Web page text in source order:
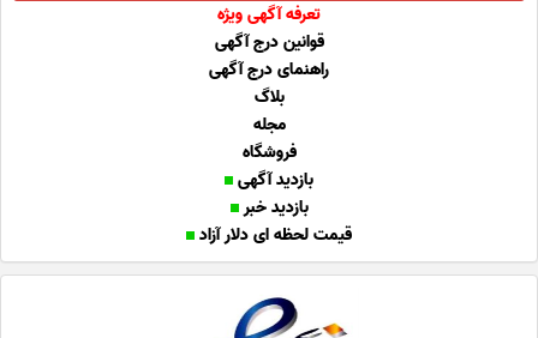
تعرفه آگهی ویژه
قوانین درج آگهی
راهنمای درج آگهی
بلاگ
مجله
فروشگاه
بازدید آگهی
بازدید خبر
قیمت لحظه ای دلار آزاد